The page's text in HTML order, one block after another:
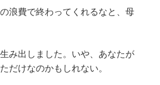
浪費で終わってくれるなと、母
み出しました。いや、あなたが
だけなのかもしれない。